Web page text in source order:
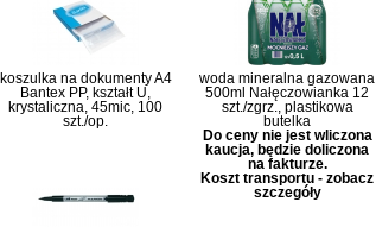
koszulka na dokumenty A4
Bantex PP, kształt U,
krystaliczna, 45mic, 100
szt./op.
woda mineralna gazowana
500ml Nałęczowianka 12
szt./zgrz., plastikowa
butelka
Do ceny nie jest wliczona
kaucja, będzie doliczona
na fakturze.
Koszt transportu - zobacz
szczegóły